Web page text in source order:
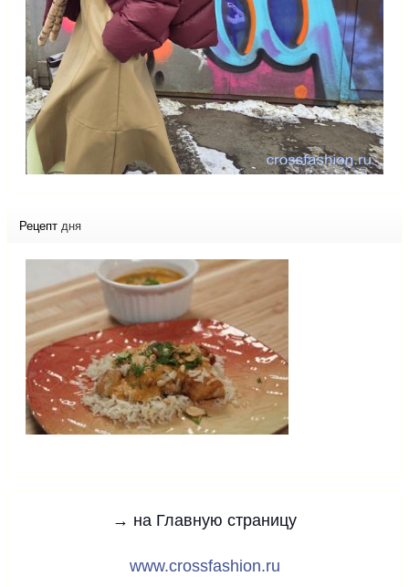
Рецепт дня
→ на Главную страницу
www.crossfashion.ru